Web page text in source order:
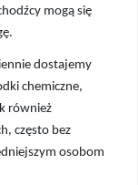
mogą się
dostajemy
chemiczne,
również
często bez
osobom